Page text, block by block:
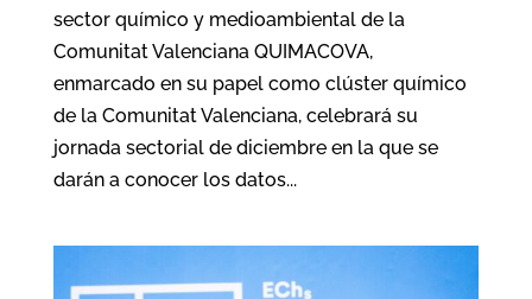
sector químico y medioambiental de la
Comunitat Valenciana QUIMACOVA,
enmarcado en su papel como clúster químico
de la Comunitat Valenciana, celebrará su
jornada sectorial de diciembre en la que se
darán a conocer los datos...